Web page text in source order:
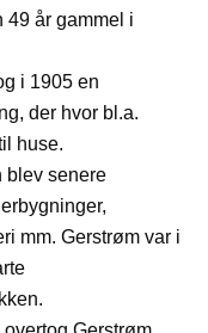
49 år gammel i
i 1905 en
der hvor bl.a.
huse.
blev senere
mm. Gerstrøm var i